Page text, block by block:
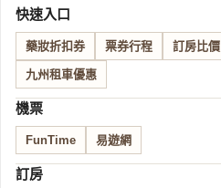
快速入口
藥妝折扣券 票券行程 訂房比價
九州租車優惠
機票
FunTime 易遊網
訂房